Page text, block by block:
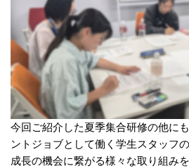
今回ご紹介した夏季集合研修の他に
ントジョブとして働く学生スタッフ
成長の機会に繋がる様々な取り組み